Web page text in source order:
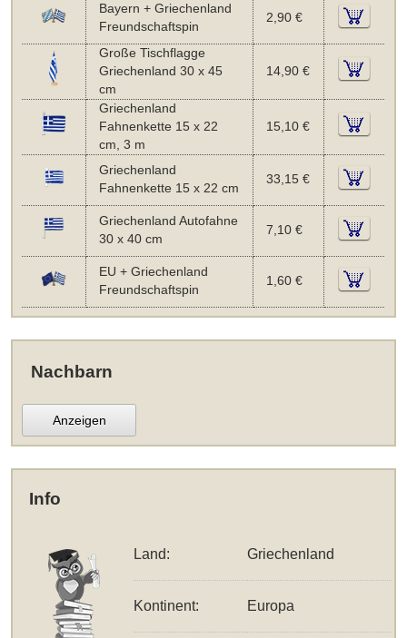
Bayern + Griechenland
Freundschaftspin
2,90 €
Große Tischflagge
Griechenland 30 x 45
cm
14,90 €
Griechenland
Fahnenkette 15 x 22
cm, 3 m
15,10 €
Griechenland
Fahnenkette 15 x 22 cm
33,15 €
Griechenland Autofahne
30 x 40 cm
7,10 €
EU + Griechenland
Freundschaftspin
1,60 €
Nachbarn
Anzeigen
Info
Land: Griechenland
Kontinent: Europa